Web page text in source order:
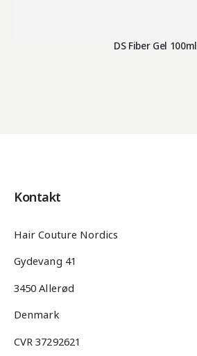
DS Fiber Gel 100ml
Kontakt
Hair Couture Nordics
Gydevang 41
3450 Allerød
Denmark
CVR 37292621